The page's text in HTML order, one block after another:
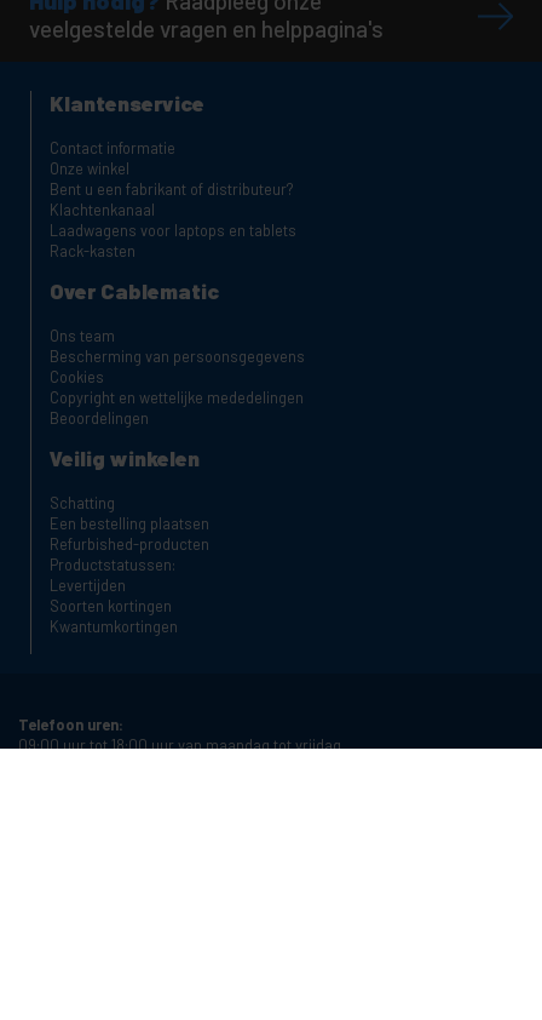
veelgestelde vragen en helppagina's
Klantenservice
Contact informatie
Onze winkel
Bent u een fabrikant of distributeur?
Klachtenkanaal
Laadwagens voor laptops en tablets
Rack-kasten
Over Cablematic
Ons team
Bescherming van persoonsgegevens
Cookies
Copyright en wettelijke mededelingen
Beoordelingen
Veilig winkelen
Schatting
Een bestelling plaatsen
Refurbished-producten
Productstatussen:
Levertijden
Soorten kortingen
Kwantumkortingen
Telefoon uren:
09:00 uur tot 18:00 uur van maandag tot vrijdag